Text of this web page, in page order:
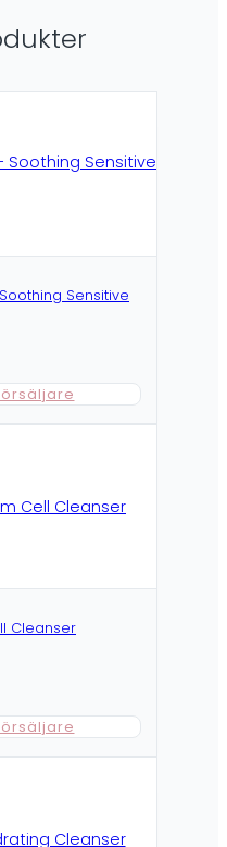
Soothing Sensitive
Cleanser